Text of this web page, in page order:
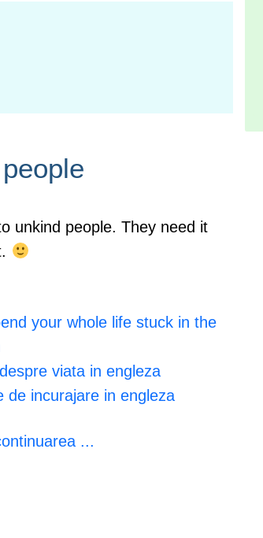
unkind people. They need it
your whole life stuck in the
viata in engleza
de incurajare in engleza
...